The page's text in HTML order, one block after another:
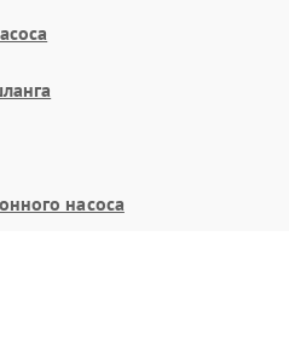
насоса